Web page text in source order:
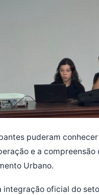
puderam
e a
Urbano.
integração oficial do